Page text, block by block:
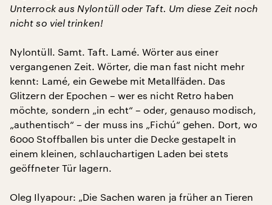
Unterrock aus Nylontüll oder Taft. Um diese Zeit noch
nicht so viel trinken!
Nylontüll. Samt. Taft. Lamé. Wörter aus einer
vergangenen Zeit. Wörter, die man fast nicht mehr
kennt: Lamé, ein Gewebe mit Metallfäden. Das
Glitzern der Epochen – wer es nicht Retro haben
möchte, sondern „in echt“ – oder, genauso modisch,
„authentisch“ – der muss ins „Fichú“ gehen. Dort, wo
6000 Stoffballen bis unter die Decke gestapelt in
einem kleinen, schlauchartigen Laden bei stets
geöffneter Tür lagern.
Oleg Ilyapour: „Die Sachen waren ja früher an Tieren